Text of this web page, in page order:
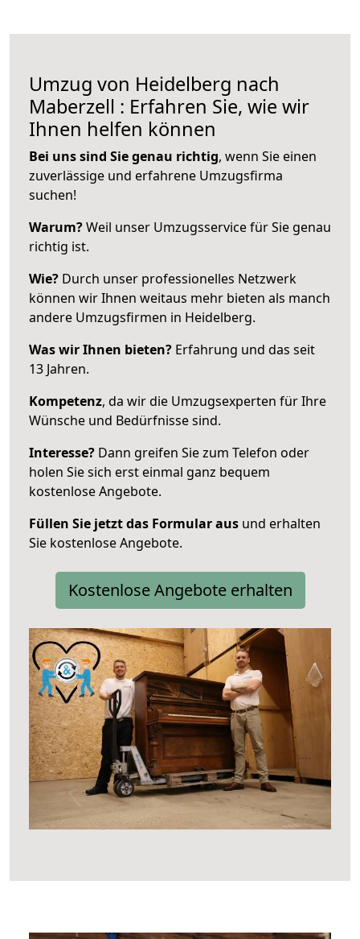
Umzug von Heidelberg nach
Maberzell : Erfahren Sie, wie wir
Ihnen helfen können
Bei uns sind Sie genau richtig, wenn Sie einen
zuverlässige und erfahrene Umzugsfirma
suchen!
Warum?Weil unser Umzugsservice für Sie genau
richtig ist.
Wie? Durch unser professionelles Netzwerk
können wir Ihnen weitaus mehr bieten als manch
andere Umzugsfirmen in Heidelberg.
Was wir Ihnen bieten? Erfahrung und das seit
13 Jahren.
Kompetenz, da wir die Umzugsexperten für Ihre
Wünsche und Bedürfnisse sind.
Interesse? Dann greifen Sie zum Telefon oder
holen Sie sich erst einmal ganz bequem
kostenlose Angebote.
Füllen Sie jetzt das Formular aus und erhalten
Sie kostenlose Angebote.
Kostenlose Angebote erhalten